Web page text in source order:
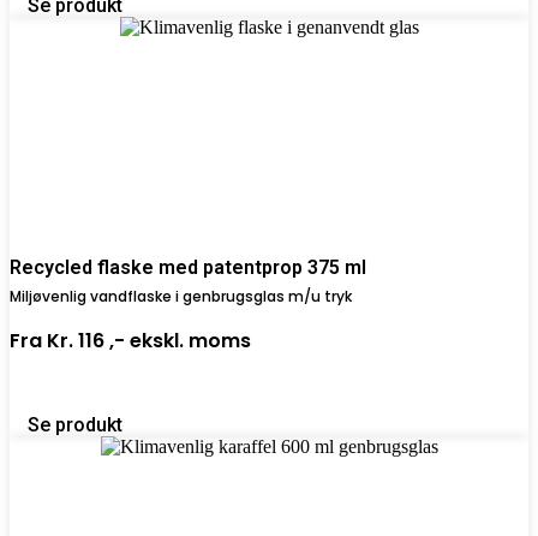
Se produkt
Recycled flaske med patentprop 375 ml
Miljøvenlig vandflaske i genbrugsglas m/u tryk
Fra Kr. 116 ,- ekskl. moms
Se produkt